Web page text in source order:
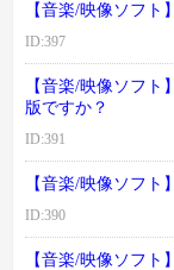
【音楽/映像ソフ
ID:397
【音楽/映像ソフ
版ですか？
ID:391
【音楽/映像ソフ
ID:390
【音楽/映像ソフ